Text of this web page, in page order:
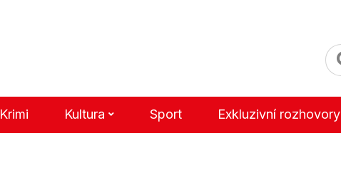
Krimi Kultura Sport Exkluzivní rozhovory